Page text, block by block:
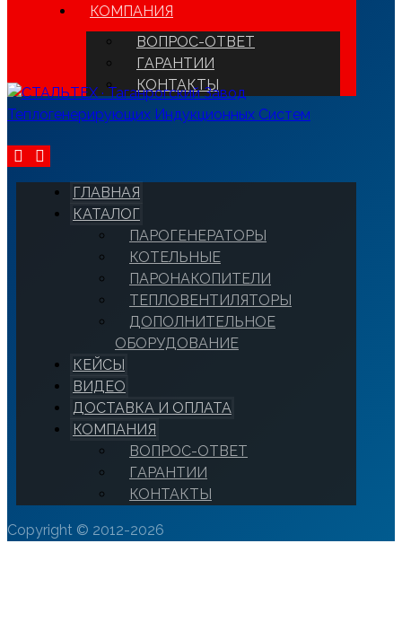
КОМПАНИЯ
ВОПРОС-ОТВЕТ
ГАРАНТИИ
КОНТАКТЫ
ГЛАВНАЯ
КАТАЛОГ
ПАРОГЕНЕРАТОРЫ
КОТЕЛЬНЫЕ
ПАРОНАКОПИТЕЛИ
ТЕПЛОВЕНТИЛЯТОРЫ
ДОПОЛНИТЕЛЬНОЕ
ОБОРУДОВАНИЕ
КЕЙСЫ
ВИДЕО
ДОСТАВКА И ОПЛАТА
КОМПАНИЯ
ВОПРОС-ОТВЕТ
ГАРАНТИИ
КОНТАКТЫ
Copyright © 2012-2026